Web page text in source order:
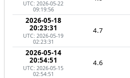
UTC: 2026-05-22
09:19:56
2026-05-18
20:23:31
UTC: 2026-05-19
02:23:31
4.7
2026-05-14
20:54:51
UTC: 2026-05-15
02:54:51
4.6